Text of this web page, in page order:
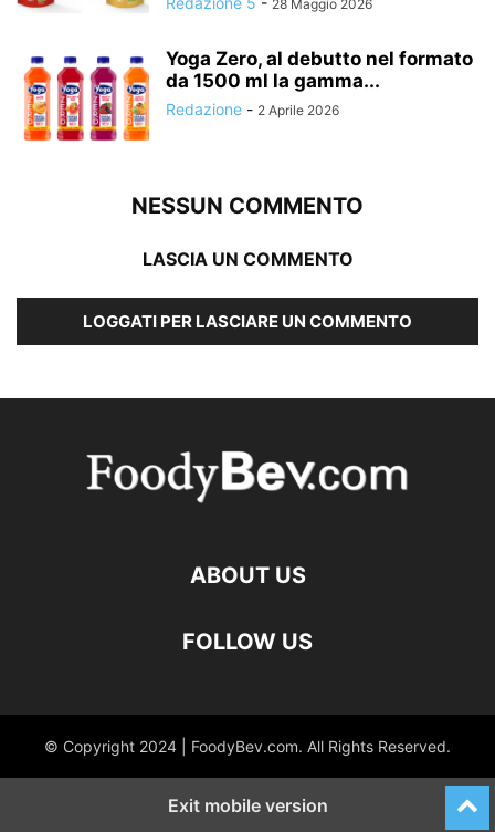
28 Maggio 2026
Yoga Zero, al debutto nel formato
da 1500 ml la gamma...
Redazione - 2 Aprile 2026
NESSUN COMMENTO
LASCIA UN COMMENTO
LOGGATI PER LASCIARE UN COMMENTO
ABOUT US
FOLLOW US
© Copyright 2024 | FoodyBev.com. All Rights Reserved.
Exit mobile version